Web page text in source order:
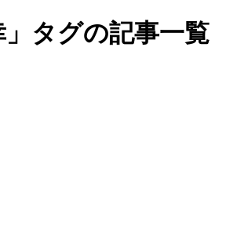
」タグの記事一覧